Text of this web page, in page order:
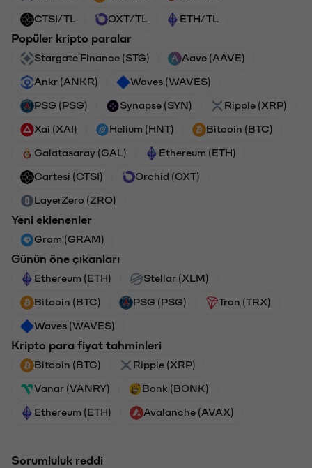
CTSI/TL OXT/TL ETH/TL
Popüler kripto paralar
Stargate Finance (STG) Aave (AAVE)
Ankr (ANKR) Waves (WAVES)
PSG (PSG) Synapse (SYN) Ripple (XRP)
Xai (XAI) Helium (HNT) Bitcoin (BTC)
Galatasaray (GAL) Ethereum (ETH)
Cartesi (CTSI) Orchid (OXT)
LayerZero (ZRO)
Yeni eklenenler
Gram (GRAM)
Günün öne çıkanları
Ethereum (ETH) Stellar (XLM)
Bitcoin (BTC) PSG (PSG) Tron (TRX)
Waves (WAVES)
Kripto para fiyat tahminleri
Bitcoin (BTC) Ripple (XRP)
Vanar (VANRY) Bonk (BONK)
Ethereum (ETH) Avalanche (AVAX)
Sorumluluk reddi